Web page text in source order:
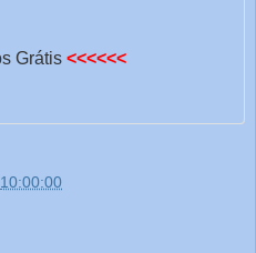
Grátis <<<<<<
10:00:00